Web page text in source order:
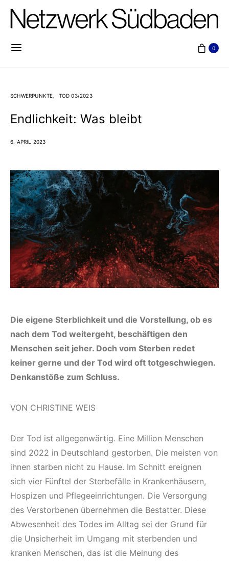
0
SCHWERPUNKTE TOD 03/2023
Endlichkeit: Was bleibt
6. APRIL 2023
Die eigene Sterblichkeit und die Vorstellung, ob es
nach dem Tod weitergeht, beschäftigen den
Menschen seit jeher. Doch vom Sterben redet
keiner gerne und der Tod wird oft tot­geschwiegen.
Denkanstöße zum Schluss.
VON CHRISTINE WEIS
Der Tod ist allgegenwärtig. Eine Million Menschen
sind 2022 in Deutschland gestorben. Die meisten von
ihnen starben nicht zu Hause. Im Schnitt ereignen
sich vier Fünftel der Sterbefälle in Krankenhäusern,
Hospizen und Pflegeeinrichtungen. Die Versorgung
des Verstorbenen übernehmen die Bestatter. Diese
Abwesenheit des Todes im Alltag sei der Grund für
die Unsicherheit im Umgang mit sterbenden und
kranken Menschen, das ist die Meinung des